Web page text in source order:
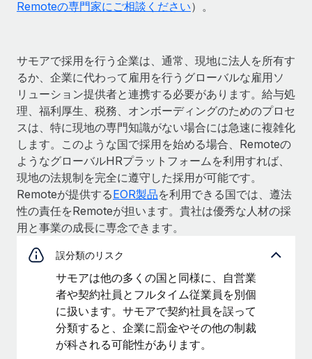
Remoteの専門家にご相談ください）。
サモアで採用を行う企業は、通常、現地に法人を所有す
るか、企業に代わって雇用を行うグローバルな雇用ソ
リューション提供者と連携する必要があります。給与処
理、福利厚生、税務、オンボーディングのためのプロセ
スは、特に現地の専門知識がない場合には急速に複雑化
します。このような国で採用を始める場合、Remoteの
ようなグローバルHRプラットフォームを利用すれば、
現地の法規制を完全に遵守した採用が可能です。
Remoteが提供するEOR製品を利用できる国では、遵法
性の責任をRemoteが担います。貴社は優秀な人材の採
用と事業の成長に専念できます。
誤分類のリスク
サモアは他の多くの国と同様に、自営業
者や契約社員とフルタイム従業員を別個
に扱います。サモアで契約社員を誤って
分類すると、企業に罰金やその他の制裁
が科される可能性があります。